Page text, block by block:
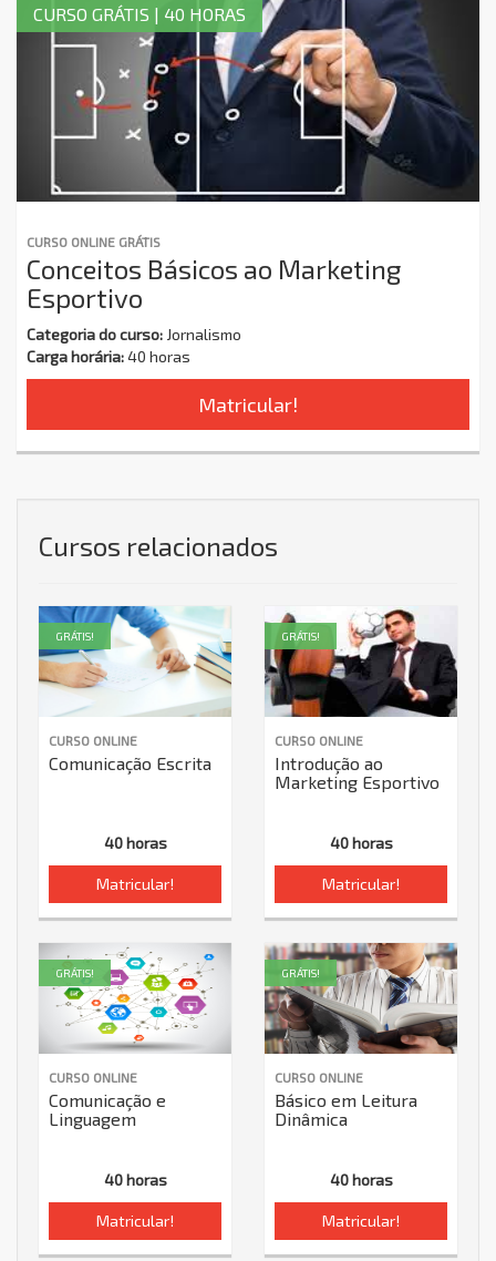
CURSO ONLINE GRÁTIS
Conceitos Básicos ao Marketing
Esportivo
Categoria do curso: Jornalismo
Carga horária:40 horas
Matricular!
CURSO GRÁTIS | 40 HORAS
Cursos relacionados
CURSO ONLINE
Comunicação Escrita
40 horas
Matricular!
GRÁTIS!
CURSO ONLINE
Introdução ao
Marketing Esportivo
40 horas
Matricular!
GRÁTIS!
CURSO ONLINE
Comunicação e
Linguagem
40 horas
Matricular!
GRÁTIS!
CURSO ONLINE
Básico em Leitura
Dinâmica
40 horas
Matricular!
GRÁTIS!